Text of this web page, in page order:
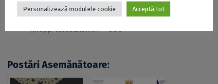
Cercetarea nu intră în izolare! Experimente
trăsnite și prezentări interactive pe teme științifice
„Nopții Cercetătorilor” - DOC
Postări Asemănătoare:
Personalizează modulele cookie Acceptă tot